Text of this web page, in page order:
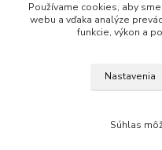
info@websperky.com
Používame cookies, aby
webu a vďaka analýze
funkcie, výkon a
Nastavenia
Súhlas